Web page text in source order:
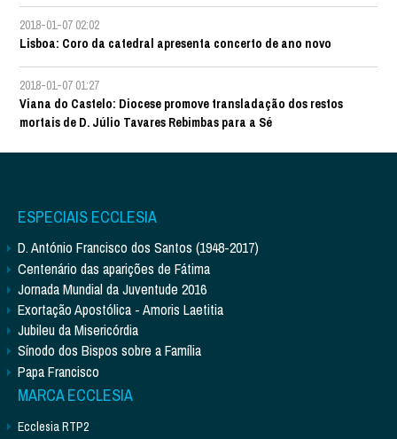
2018-01-07 02:02
Lisboa: Coro da catedral apresenta concerto de ano novo
2018-01-07 01:27
Viana do Castelo: Diocese promove transladação dos restos
mortais de D. Júlio Tavares Rebimbas para a Sé
ESPECIAIS ECCLESIA
D. António Francisco dos Santos (1948-2017)
Centenário das aparições de Fátima
Jornada Mundial da Juventude 2016
Exortação Apostólica - Amoris Laetitia
Jubileu da Misericórdia
Sínodo dos Bispos sobre a Família
Papa Francisco
MARCA ECCLESIA
Ecclesia RTP2